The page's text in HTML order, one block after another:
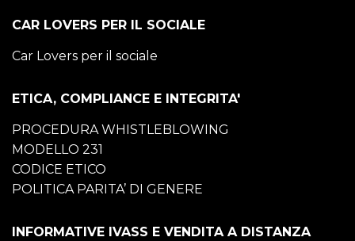
CAR LOVERS PER IL SOCIALE
Car Lovers per il sociale
ETICA, COMPLIANCE E INTEGRITA'
PROCEDURA WHISTLEBLOWING
MODELLO 231
CODICE ETICO
POLITICA PARITA’ DI GENERE
INFORMATIVE IVASS E VENDITA A DISTANZA